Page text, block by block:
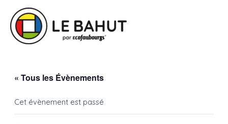
« Tous les Évènements
Cet évènement est passé